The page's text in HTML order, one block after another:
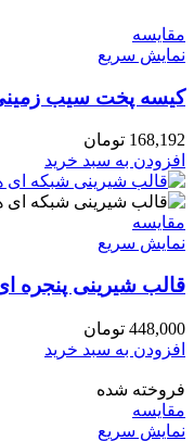
مقايسه
نمایش سریع
کیسه پخت سیب
168,192 تومان
افزودن به سبد خرید
مقايسه
نمایش سریع
قالب شیرینی پنجره
448,000 تومان
افزودن به سبد خرید
فروخته شده
مقايسه
نمایش سریع